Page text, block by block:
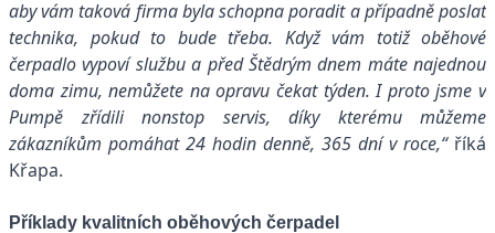
aby vám taková firma byla schopna poradit a případně poslat
technika, pokud to bude třeba. Když vám totiž oběhové
čerpadlo vypoví službu a před Štědrým dnem máte najednou
doma zimu, nemůžete na opravu čekat týden. I proto jsme v
Pumpě zřídili nonstop servis, díky kterému můžeme
zákazníkům pomáhat 24 hodin denně, 365 dní v roce,“říká
Křapa.
Příklady kvalitních oběhových čerpadel